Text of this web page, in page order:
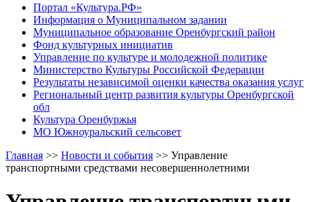
Портал «Культура.РФ»
Информация о Муниципальном задании
Муниципальное образование Оренбургский район
Фонд культурных инициатив
Управление по культуре и молодежной политике
Министерство Культуры Российской Федерации
Результаты независимой оценки качества оказания услуг
Региональный центр развития культуры Оренбургской
обл
Культура Оренбуржья
МО Южноуральский сельсовет
Главная >> Новости и события >> Управление
транспортными средствами несовершеннолетними